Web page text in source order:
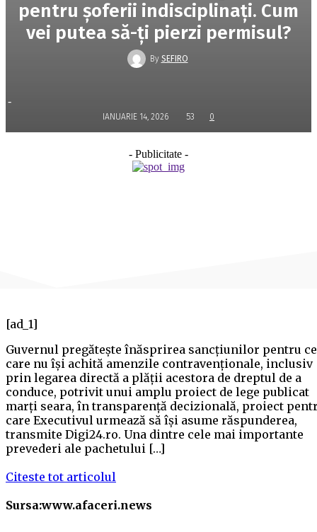
pentru șoferii indisciplinați. Cum
vei putea să-ți pierzi permisul?
By SEFIRO
-
IANUARIE 14, 2026 53 0
- Publicitate -
[ad_1]
Guvernul pregătește înăsprirea sancțiunilor pentru
care nu își achită amenzile contravenționale, inclusiv
prin legarea directă a plății acestora de dreptul de a
conduce, potrivit unui amplu proiect de lege publicat
marți seara, în transparență decizională, proiect
care Executivul urmează să își asume răspunderea,
transmite Digi24.ro. Una dintre cele mai importante
prevederi ale pachetului […]
Citeste tot articolul
Sursa:www.afaceri.news